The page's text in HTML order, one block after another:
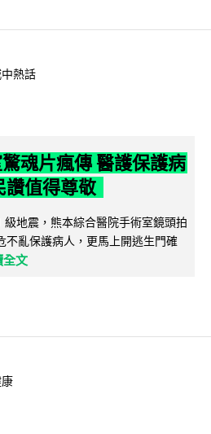
熱話
魂片瘋傳 醫護保護病
讚值得尊敬
地震，熊本綜合醫院手術室鏡頭拍
不亂保護病人，更馬上開逃生門確
全文